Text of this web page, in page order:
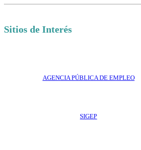
Sitios de Interés
AGENCIA PÚBLICA DE EMPLEO
SIGEP